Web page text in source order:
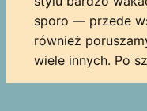
sporo — przede
również
wiele innych. Po